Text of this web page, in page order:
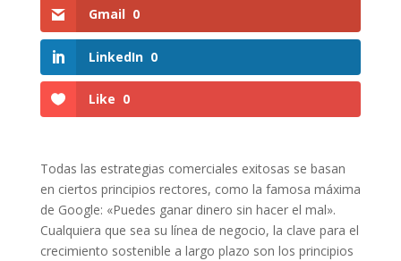
Gmail 0
LinkedIn 0
Like 0
Todas las estrategias comerciales exitosas se basan
en ciertos principios rectores, como la famosa máxima
de Google: «Puedes ganar dinero sin hacer el mal».
Cualquiera que sea su línea de negocio, la clave para el
crecimiento sostenible a largo plazo son los principios